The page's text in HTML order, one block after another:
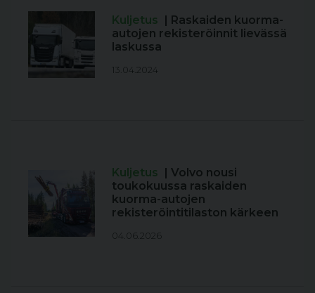
Kuljetus
| Raskaiden kuorma-
autojen rekisteröinnit lievässä
laskussa
13.04.2024
Kuljetus
| Volvo nousi
toukokuussa raskaiden
kuorma-autojen
rekisteröintitilaston kärkeen
04.06.2026